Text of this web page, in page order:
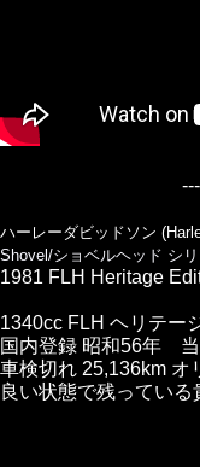
ハーレーダビッドソン
Shovel/ショベルヘッド シ
1981 FLH Heritage
1340cc FLH ヘリテー
国内登録 昭和56年 当
車検切れ 25,136km オ
良い状態で残ってい